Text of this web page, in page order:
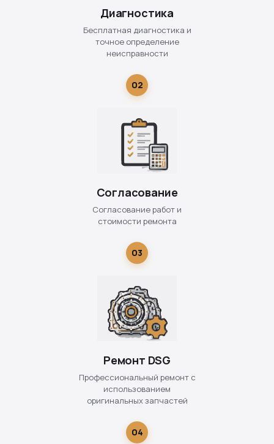
Диагностика
Бесплатная диагностика и
точное определение
неисправности
02
Согласование
Согласование работ и
стоимости ремонта
03
Ремонт DSG
Профессиональный ремонт с
использованием
оригинальных запчастей
04